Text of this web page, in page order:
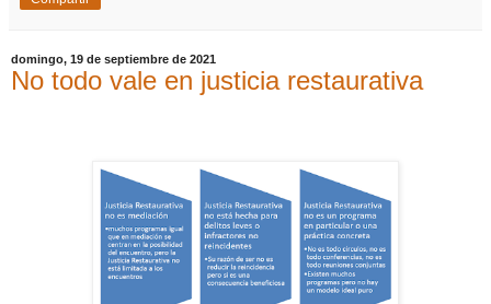
domingo, 19 de septiembre de 2021
No todo vale en justicia restaurativa